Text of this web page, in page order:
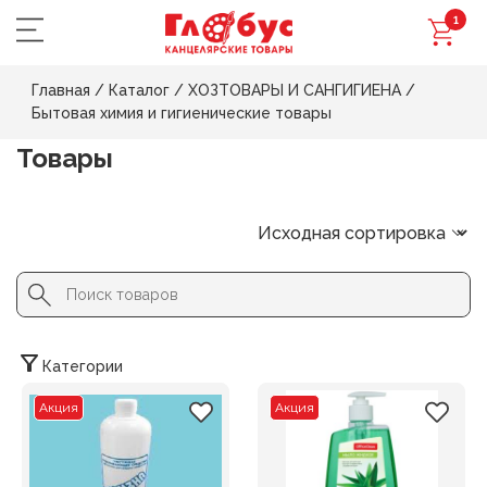
1
Главная / Каталог / ХОЗТОВАРЫ И САНГИГИЕНА /
Бытовая химия и гигиенические товары
Товары
Search
for:
Button
Категории
Акция Акция